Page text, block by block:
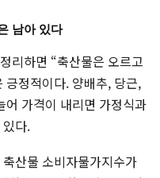
남아 있다
리하면 “축산물은 오르고
긍정적이다. 양배추, 당근,
어 가격이 내리면 가정식과
다.
산물 소비자물가지수가